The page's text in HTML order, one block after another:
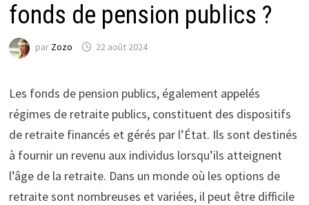
fonds de pension publics ?
par Zozo 22 août 2024
Les fonds de pension publics, également appelés
régimes de retraite publics, constituent des dispositifs
de retraite financés et gérés par l’État. Ils sont destinés
à fournir un revenu aux individus lorsqu’ils atteignent
l’âge de la retraite. Dans un monde où les options de
retraite sont nombreuses et variées, il peut être difficile